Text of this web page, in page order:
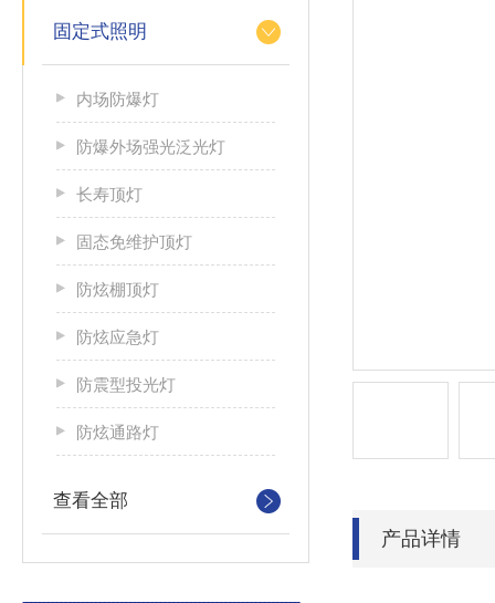
固定式照明
内场防爆灯
防爆外场强光泛光灯
长寿顶灯
固态免维护顶灯
防炫棚顶灯
防炫应急灯
防震型投光灯
防炫通路灯
查看全部
产品详情